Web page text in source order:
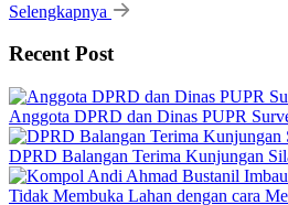
Selengkapnya
Recent Post
Anggota DPRD dan Dinas PUPR
DPRD Balangan Terima Kunjungan